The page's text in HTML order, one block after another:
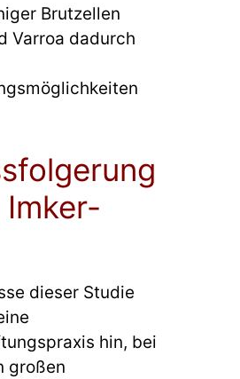
Brutzellen
Varroa dadurch
dieser Studie
hin, bei
großen